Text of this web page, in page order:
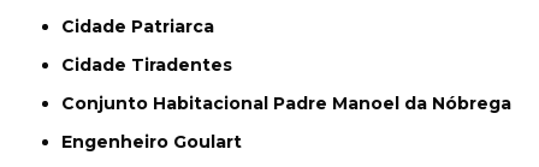
Cidade Patriarca
Cidade Tiradentes
Conjunto Habitacional Padre Manoel da Nóbrega
Engenheiro Goulart